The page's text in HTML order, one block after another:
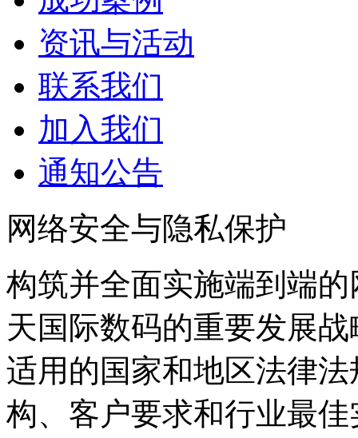
资讯与活动
联系我们
加入我们
通知公告
网络安全与隐私保护
构筑并全面实施端到端
天国际数码的重要发展
适用的国家和地区法律法
构、客户要求和行业最